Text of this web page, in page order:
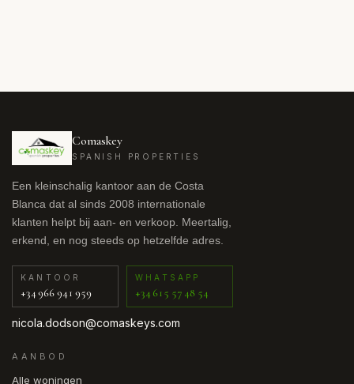
Comaskey
SPANISH PROPERTIES
Een kleinschalig kantoor aan de Costa
Blanca dat al sinds 2008 internationale
klanten helpt bij aan- en verkoop. Meertalig,
erkend, en nog steeds op hetzelfde adres.
KANTOOR
+34 966 941 959
WHATSAPP
+34 615 57 48 54
nicola.dodson@comaskeys.com
AANBOD
Alle woningen